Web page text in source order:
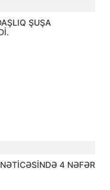
ŞUŞA
4 NƏFƏR